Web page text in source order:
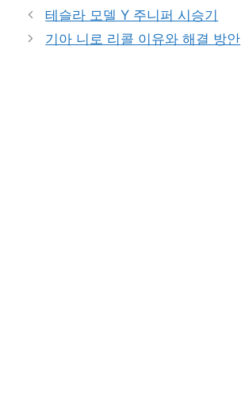
테슬라 모델 Y 주니퍼 시승기
기아 니로 리콜 이유와 해결 방안